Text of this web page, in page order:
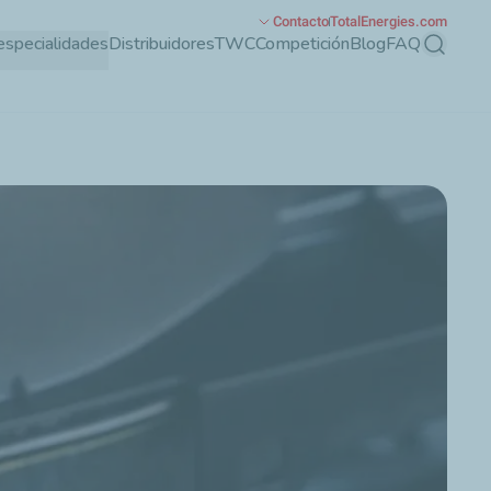
DistribuidoresTWCCompeticiónBlogFAQ Buscar
ContactoTotalEnergies.com